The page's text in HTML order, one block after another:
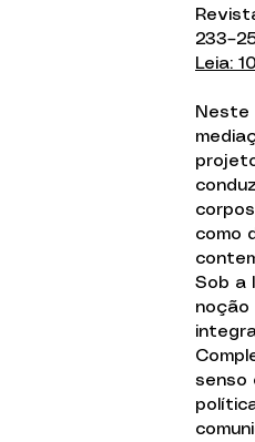
Leia:
Neste
como
Sob a
noção
senso